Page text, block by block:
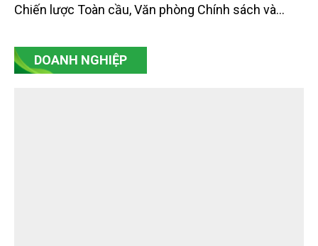
Chiến lược Toàn cầu, Văn phòng Chính sách và
và Dược phẩm Hoa Kỳ (FDA).
DOANH NGHIỆP